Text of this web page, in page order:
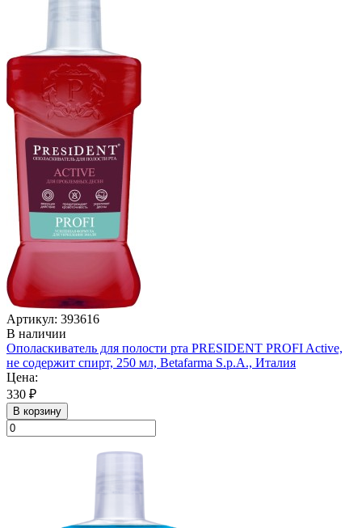
Артикул: 393616
В наличии
Ополаскиватель для полости рта PRESIDENT PROFI Active,
не содержит спирт, 250 мл, Betafarma S.p.A., Италия
Цена:
330 ₽
В корзину